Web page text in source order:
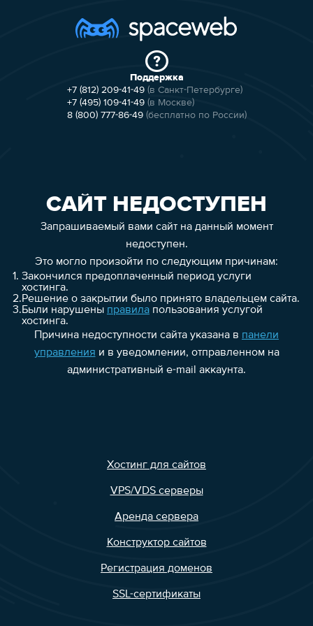
Поддержка
+7 (812) 209-41-49 (в Санкт-Петербурге)
+7 (495) 109-41-49 (в Москве)
8 (800) 777-86-49 (бесплатно по России)
САЙТ НЕДОСТУПЕН
Запрашиваемый вами сайт на данный момент
недоступен.
Это могло произойти по следующим причинам:
1. Закончился предоплаченный период услуги
хостинга.
2.Решение о закрытии было принято владельцем сайта.
3.Были нарушены правилапользования услугой
хостинга.
Причина недоступности сайта указана в панели
управления и в уведомлении, отправленном на
административный e-mail аккаунта.
Хостинг для сайтов
VPS/VDS серверы
Аренда сервера
Конструктор сайтов
Регистрация доменов
SSL-сертификаты